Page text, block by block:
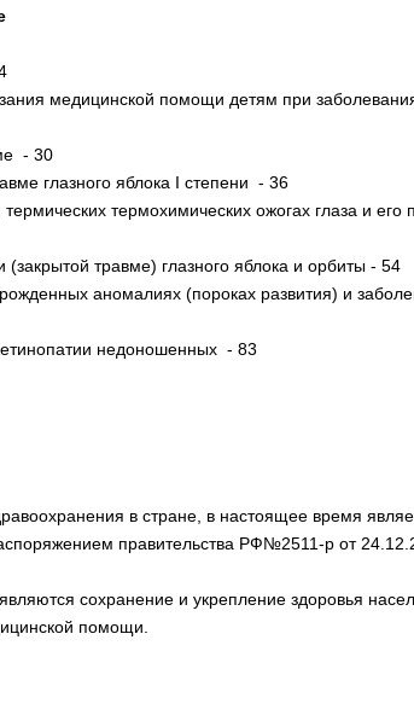
медицинской помощи детям при
- 30
глазного яблока I степени - 36
термохимических ожогах глаза и его
травме) глазного яблока и орбиты - 54
аномалиях (пороках развития) и
недоношенных - 83
в стране, в настоящее время
правительства РФ№2511-р от
сохранение и укрепление здоровья
помощи.